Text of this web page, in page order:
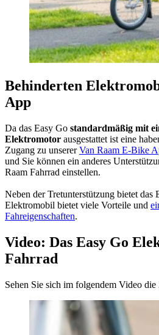
Behinderten
App
Da das Easy Go standardmäßig mit
Elektromotor ausgestattet ist eine
Zugang zu unsererVan Raam E-Bike
und Sie können ein anderes
Raam Fahrrad einstellen.
Neben der Tretunterstützung bietet das
Elektromobil bietet viele Vorteile und
Fahreigenschaften.
Video: Das Easy Go
Fahrrad
Sehen Sie sich im folgendem Video